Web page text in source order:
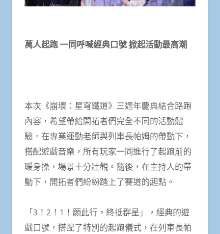
萬人起跑 一同呼喊經典口號 掀起活動最高潮
本次《崩壞：星穹鐵道》三週年慶典結合路跑
內容，希望帶給開拓者們完全不同的活動體
驗。在專業運動老師與列車長帕姆的帶動下，
搭配遊戲音樂，所有玩家一同進行了起跑前的
暖身操，場景十分壯觀。隨後，在主持人的帶
動下，開拓者們紛紛踏上了賽道的起點。
「3！2！1！願此行，終抵群星」，經典的遊
戲口號，搭配了特別的起跑儀式，在列車長帕